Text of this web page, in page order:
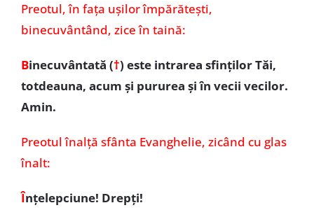
Preotul, în fața ușilor împărătești,
binecuvântând, zice în taină:
Binecuvântată (†) este intrarea sfinților Tăi,
totdeauna, acum și pururea și în vecii vecilor.
Amin.
Preotul înalță sfânta Evanghelie, zicând cu glas
înalt:
Înțelepciune! Drepți!